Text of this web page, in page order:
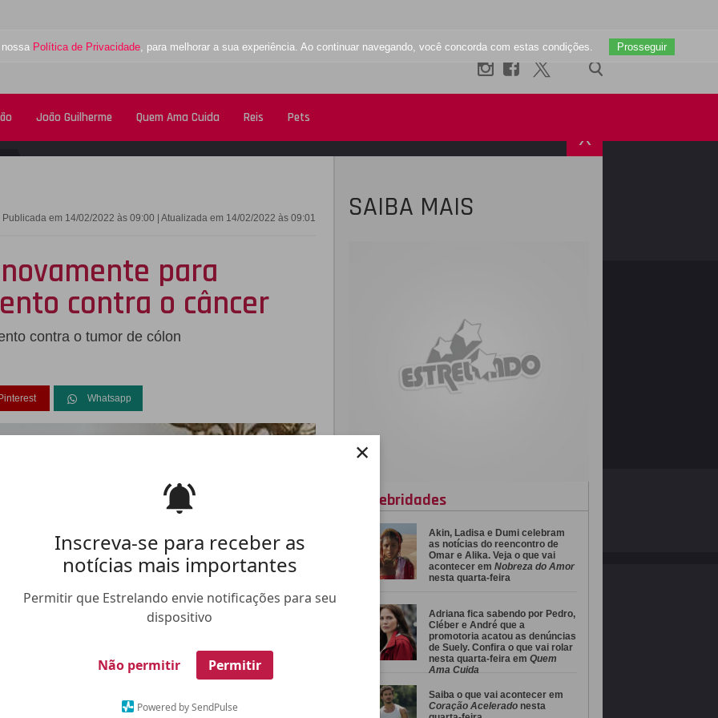
Inscreva-se para receber as
notícias mais importantes
Permitir que Estrelando envie notificações para seu
dispositivo
Não permitir Permitir
Powered by SendPulse
×
Política de Privacidade, para melhorar a sua experiência. Ao continuar navegando, você concorda com estas condições. Prosseguir
João Guilherme Quem Ama Cuida Reis Pets
X
Publicada em 14/02/2022 às 09:00 | Atualizada em 14/02/2022 às 09:01
para
contra o câncer
contra o tumor de cólon
Pinterest Whatsapp
SAIBA MAIS
celebridades
Akin, Ladisa e Dumi celebram
as notícias do reencontro de
Omar e Alika. Veja o que vai
acontecer em Nobreza do Amor
nesta quarta-feira
Adriana fica sabendo por Pedro,
Cléber e André que a
promotoria acatou as denúncias
de Suely. Confira o que vai rolar
nesta quarta-feira em Quem
Ama Cuida
Saiba o que vai acontecer em
Coração Acelerado nesta
TWITTER INSTAGRAM
ANUNCIE NO ESTRELANDO TRABALHE NO ESTRELANDO
Desenvolvido por